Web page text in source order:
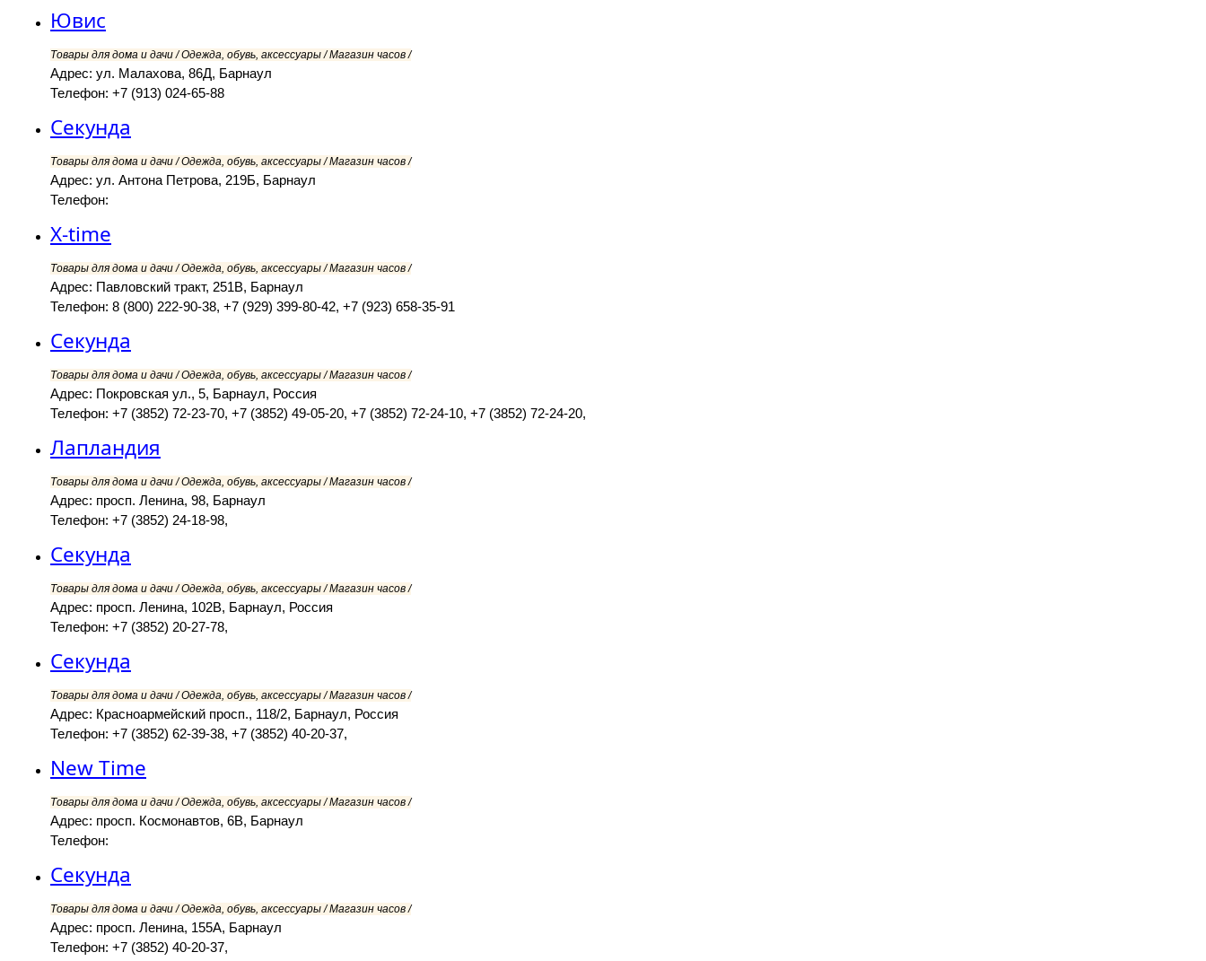
Ювис
Товары для дома и дачи / Одежда, обувь, аксессуары / Магазин часов /
Адрес: ул. Малахова, 86Д, Барнаул
Телефон: +7 (913) 024-65-88
Секунда
Товары для дома и дачи / Одежда, обувь, аксессуары / Магазин часов /
Адрес: ул. Антона Петрова, 219Б, Барнаул
Телефон:
X-time
Товары для дома и дачи / Одежда, обувь, аксессуары / Магазин часов /
Адрес: Павловский тракт, 251В, Барнаул
Телефон: 8 (800) 222-90-38, +7 (929) 399-80-42, +7 (923) 658-35-91
Секунда
Товары для дома и дачи / Одежда, обувь, аксессуары / Магазин часов /
Адрес: Покровская ул., 5, Барнаул, Россия
Телефон: +7 (3852) 72-23-70, +7 (3852) 49-05-20, +7 (3852) 72-24-10, +7 (3852) 72-24-20,
Лапландия
Товары для дома и дачи / Одежда, обувь, аксессуары / Магазин часов /
Адрес: просп. Ленина, 98, Барнаул
Телефон: +7 (3852) 24-18-98,
Секунда
Товары для дома и дачи / Одежда, обувь, аксессуары / Магазин часов /
Адрес: просп. Ленина, 102В, Барнаул, Россия
Телефон: +7 (3852) 20-27-78,
Секунда
Товары для дома и дачи / Одежда, обувь, аксессуары / Магазин часов /
Адрес: Красноармейский просп., 118/2, Барнаул, Россия
Телефон: +7 (3852) 62-39-38, +7 (3852) 40-20-37,
New Time
Товары для дома и дачи / Одежда, обувь, аксессуары / Магазин часов /
Адрес: просп. Космонавтов, 6В, Барнаул
Телефон:
Секунда
Товары для дома и дачи / Одежда, обувь, аксессуары / Магазин часов /
Адрес: просп. Ленина, 155А, Барнаул
Телефон: +7 (3852) 40-20-37,